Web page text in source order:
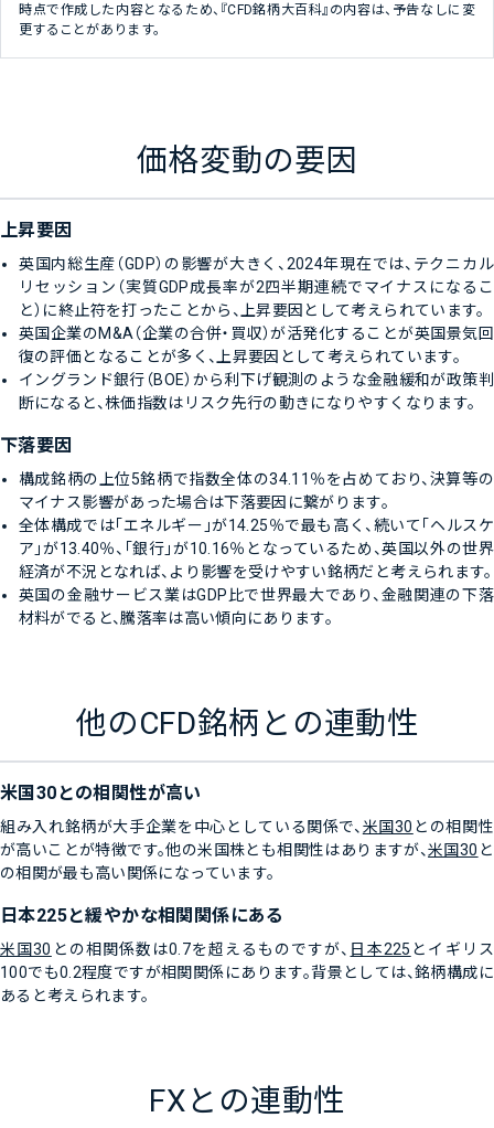
時点で作成した内容となるため、『CFD銘柄大百科』の内容は、予告なしに変
更することがあります。
価格変動の要因
上昇要因
英国内総生産（GDP）の影響が大きく、2024年現在では、テクニカル
リセッション（実質GDP成長率が2四半期連続でマイナスになるこ
と）に終止符を打ったことから、上昇要因として考えられています。
英国企業のM&A（企業の合併・買収）が活発化することが英国景気回
復の評価となることが多く、上昇要因として考えられています。
イングランド銀行（BOE）から利下げ観測のような金融緩和が政策判
断になると、株価指数はリスク先行の動きになりやすくなります。
下落要因
構成銘柄の上位5銘柄で指数全体の34.11％を占めており、決算等の
マイナス影響があった場合は下落要因に繋がります。
全体構成では「エネルギー」が14.25％で最も高く、続いて「ヘルスケ
ア」が13.40％、「銀行」が10.16％となっているため、英国以外の世界
経済が不況となれば、より影響を受けやすい銘柄だと考えられます。
英国の金融サービス業はGDP比で世界最大であり、金融関連の下落
材料がでると、騰落率は高い傾向にあります。
他のCFD銘柄との連動性
米国30との相関性が高い
組み入れ銘柄が大手企業を中心としている関係で、 米国30 との相関性
が高いことが特徴です。他の米国株とも相関性はありますが、米国30 と
の相関が最も高い関係になっています。
日本225と緩やかな相関関係にある
米国30 との相関係数は0.7を超えるものですが、 日本225 とイギリス
100でも0.2程度ですが相関関係にあります。背景としては、銘柄構成に
あると考えられます。
FXとの連動性